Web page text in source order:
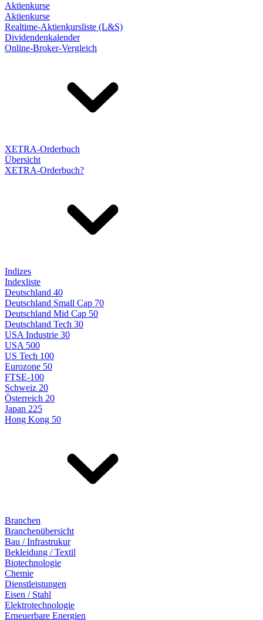
Aktienkurse
Aktienkurse
Realtime-Aktienkursliste (L&S)
Dividendenkalender
Online-Broker-Vergleich
XETRA-Orderbuch
Übersicht
XETRA-Orderbuch?
Indizes
Indexliste
Deutschland 40
Deutschland Small Cap 70
Deutschland Mid Cap 50
Deutschland Tech 30
USA Industrie 30
USA 500
US Tech 100
Eurozone 50
FTSE-100
Schweiz 20
Österreich 20
Japan 225
Hong Kong 50
Branchen
Branchenübersicht
Bau / Infrastrukur
Bekleidung / Textil
Biotechnologie
Chemie
Dienstleistungen
Eisen / Stahl
Elektrotechnologie
Erneuerbare Energien